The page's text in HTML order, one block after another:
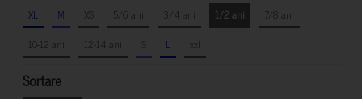
XL M XS 5/6 ani 3/4 ani 1/2 ani
7/8 ani
10-12 ani
12-14 ani S L xxl
Sortare